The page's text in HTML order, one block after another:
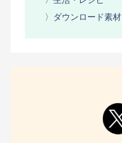
〉ダウンロード素材